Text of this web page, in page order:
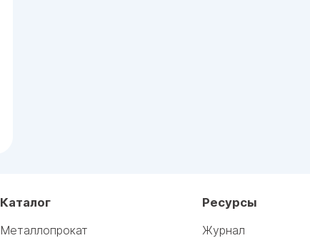
Каталог
Металлопрокат
Ресурсы
Журнал